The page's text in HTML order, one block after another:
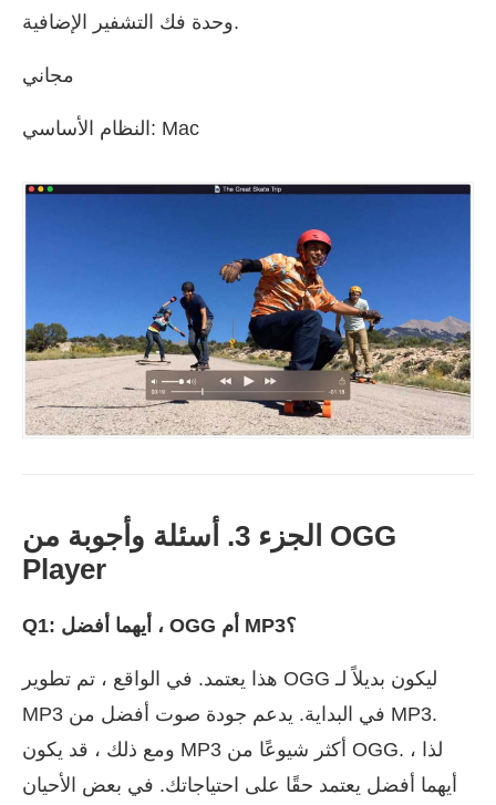
وحدة فك التشفير الإضافية.
مجاني
النظام الأساسي: Mac
الجزء 3. أسئلة وأجوبة من OGG
Player
Q1: أيهما أفضل ، OGG أم MP3؟
هذا يعتمد. في الواقع ، تم تطوير OGG ليكون بديلاً لـ
MP3 في البداية. يدعم جودة صوت أفضل من MP3.
ومع ذلك ، قد يكون MP3 أكثر شيوعًا من OGG. لذا ،
أيهما أفضل يعتمد حقًا على احتياجاتك. في بعض الأحيان